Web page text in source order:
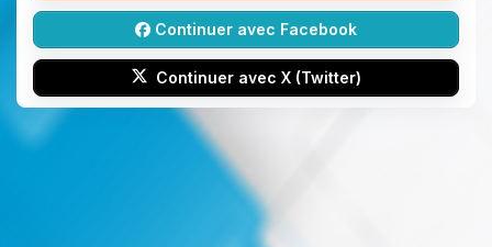
Continuer avec Facebook
Continuer avec X (Twitter)